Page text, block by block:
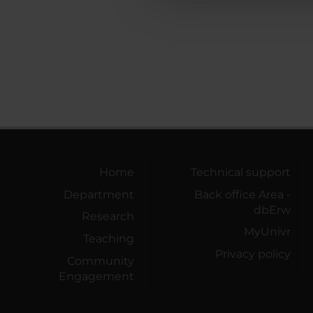
Home
Department
Research
Teaching
Community
Engagement
Technical support
Back office Area -
dbErw
MyUnivr
Privacy policy